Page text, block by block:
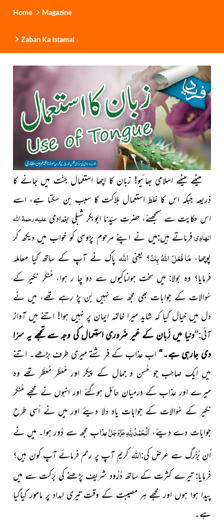
Home Magazine
Zaban Ka Istamal
میٹھے میٹھے اسلامی بھائیو! زبان کا اچھا استعمال جنّت میں جانےکا
ذریعہ جبکہ اس کا غلط استعمال ہلاکت کا سبب بن سکتا ہے، اسے
اس حکایت سے سمجھئے، حضرتِ سیِّدنا ابوبکر شبلی بغدادی علیہ رحمۃ اللہ
الہادِیفرماتے ہیں:میں نے اپنے مرحوم پڑوسی کو خواب میں دیکھ کر
پوچھا، مَا فَعَلَاللہُبِکَ؟ یعنی اللہ پاک نے آپ کے ساتھ کیا معاملہ
فرمایا؟ وہ بولا: میں سخت ہولناکیوں سے دو چا ر ہوا، مُنکَر نکیر کے
سُوالات کے جوابات بھی مجھ سے نہیں بَن پڑ رہے تھے، میں نے
دل میں خیال کیا کہ شاید میرا خاتمہ ایمان پر نہیں ہوا! اتنے میں آواز
آئی:”دنیا میں زَبان کے غیر ضَروری استِعمال کی وجہ سے تجھے یہ سزا
دی جارہی ہے۔“ اب عذاب کے فِرِ شتے میری طرف بڑھے۔ اتنے
میں ایک صاحِب جو حُسن و جمال کے پیکر اور مُعَطَّر مُعَطَّر تھے وہ
میرے اور عذاب کے درمیان حائل ہوگئے اور انہوں نے مجھے مُنکَر
نکیر کے سُوالات کے جوابات یاد دلا دیئے اور میں نے اُسی طرح
جوابات دے دیئے، اَلْحَمْدُلِلّٰہِعَزَّوَجَلَّعذاب مجھ سے دُور ہوا۔ میں نے
اُن بُزُرگ سے عرض کی:اللہ کریم آپ پر رحم فرمائے آپ کون ہیں؟
فرمایا: تیرے کثرت کے ساتھ دُرُود شریف پڑھنے کی بَرَکت سے میں
پیدا ہوا ہوں اور مجھے ہر مصیبت کے وقت تیری امداد پر مامور کیاگیا
ہے۔